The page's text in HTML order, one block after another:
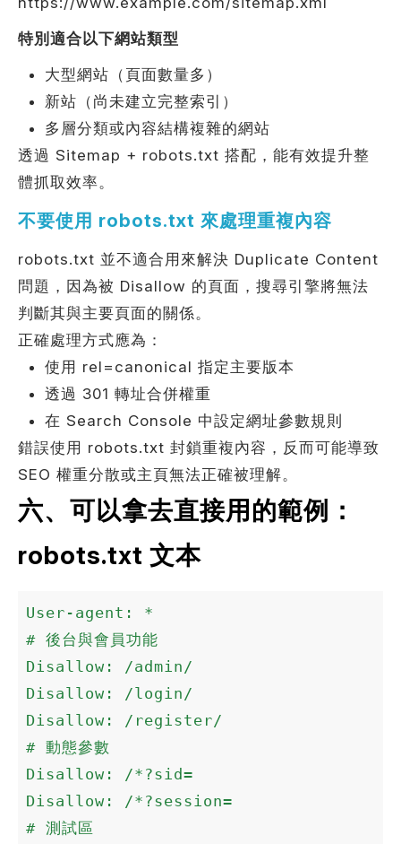
特別適合以下網站類型
大型網站（頁面數量多）
新站（尚未建立完整索引）
多層分類或內容結構複雜的網站
透過 Sitemap + robots.txt 搭配，能有效提升整
體抓取效率。
不要使用 robots.txt 來處理重複內容
robots.txt 並不適合用來解決 Duplicate Content
問題，因為被 Disallow 的頁面，搜尋引擎將無法
判斷其與主要頁面的關係。
正確處理方式應為：
使用 rel=canonical 指定主要版本
透過 301 轉址合併權重
在 Search Console 中設定網址參數規則
錯誤使用 robots.txt 封鎖重複內容，反而可能導致
SEO 權重分散或主頁無法正確被理解。
六、可以拿去直接用的範例：
robots.txt 文本
User-agent: *
# 後台與會員功能
Disallow: /admin/
Disallow: /login/
Disallow: /register/
# 動態參數
Disallow: /*?sid=
Disallow: /*?session=
# 測試區